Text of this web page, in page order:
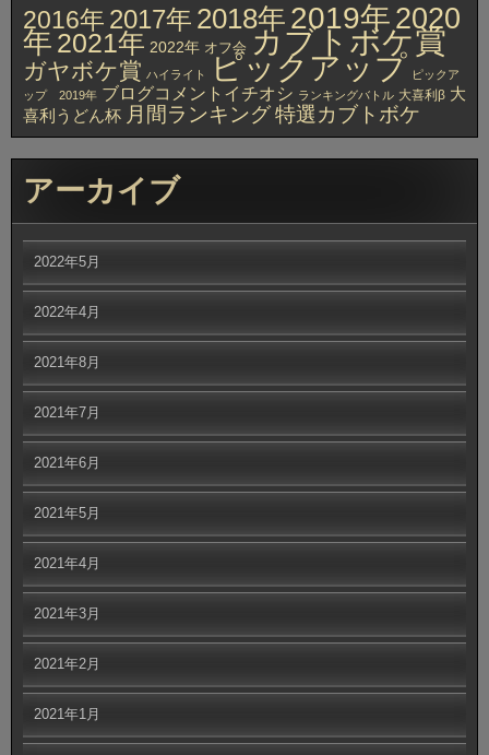
2016年 2017年 2018年 2019年2020
年 2021年 2022年 オフ会 カブトボケ賞
ガヤボケ賞 ハイライト ピックアップ ピックア
ップ 2019年 ブログコメントイチオシ ランキングバトル 大喜利β 大
喜利うどん杯 月間ランキング特選カブトボケ
アーカイブ
2022年5月
2022年4月
2021年8月
2021年7月
2021年6月
2021年5月
2021年4月
2021年3月
2021年2月
2021年1月